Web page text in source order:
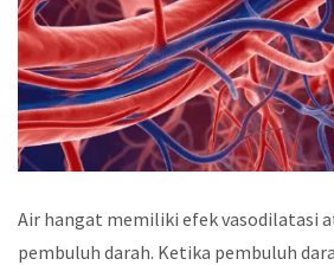
Air hangat memiliki efek vasodilatasi
pembuluh darah. Ketika pembuluh